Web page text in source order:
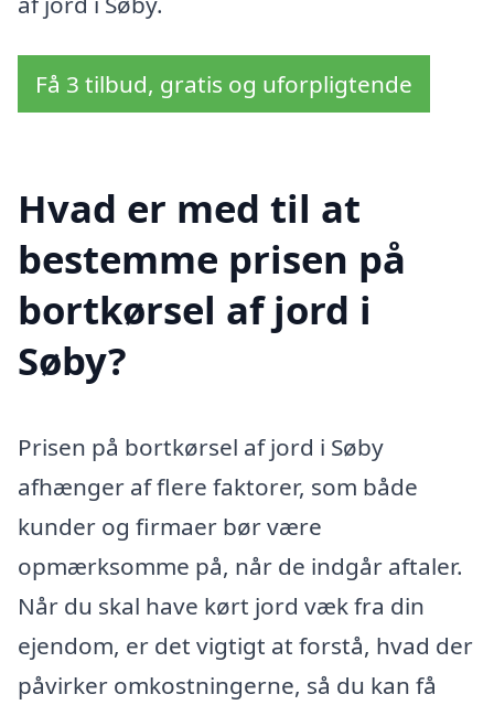
Få 3 tilbud, gratis og uforpligtende
Hvad er med til at
bestemme prisen på
bortkørsel af jord i
Søby?
Prisen på bortkørsel af jord i Søby
afhænger af flere faktorer, som både
kunder og firmaer bør være
opmærksomme på, når de indgår aftaler.
Når du skal have kørt jord væk fra din
ejendom, er det vigtigt at forstå, hvad der
påvirker omkostningerne, så du kan få